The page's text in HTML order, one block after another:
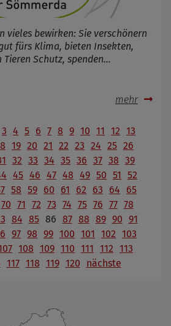
vieles bewirken: Sie verschönern
fürs Klima, bieten Insekten,
Tieren Schutz, spenden…
mehr
3 4 5 6 7 8 9 10 11 12 13
19 20 21 22 23 24 25 26
32 33 34 35 36 37 38 39
45 46 47 48 49 50 51
52
58 59 60 61 62 63 64
65
70 71 72 73 74 75 76 77 78
84 85 86 87 88 89 90 91
97 98 99 100 101 102 103
108 109 110 111 112 113
117 118 119 120 nächste